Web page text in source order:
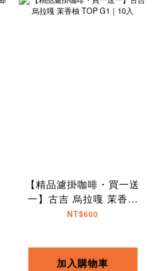
【精品濾掛咖啡・買一送
一】古吉 烏拉嘎 茉香柚
TOP G1｜10入
NT$600
加入購物車